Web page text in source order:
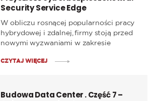
sieciowych, ale także zapewniają
operacyjną.
Security Service Edge
W obliczu rosnącej popularności pracy
hybrydowej i zdalnej, firmy stoją przed
nowymi wyzwaniami w zakresie
liderów IT do poszukiwania
zapoznania się z raportem „2024
CZYTAJ WIĘCEJ
Budowa Data Center . Część 7 –